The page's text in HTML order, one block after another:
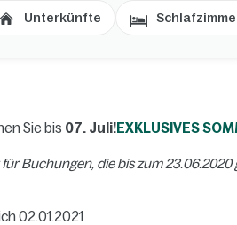
Unterkünfte
Sie bis 07. Juli!EXKLUSIVES
Buchungen, die bis zum
02.01.2021